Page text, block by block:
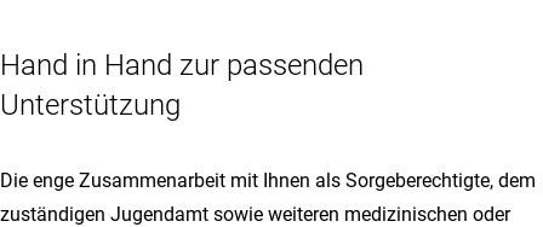
Hand in Hand zur passenden
Unterstützung
Die enge Zusammenarbeit mit Ihnen als Sorgeberechtigte, dem
zuständigen Jugendamt sowie weiteren medizinischen oder